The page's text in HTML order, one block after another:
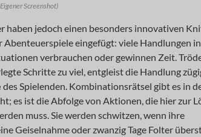
Screenshot)
haben jedoch einen besonders innovativen
Abenteuerspiele eingefügt: viele Handlungen
verbrauchen oder gewinnen Zeit.
Schritte zu viel, entgleist die Handlung
des Spielenden. Kombinationsrätsel gibt es in
es ist die Abfolge von Aktionen, die hier zur
muss. Sie werden schwitzen, wenn ihre
Geiselnahme oder zwanzig Tage Folter